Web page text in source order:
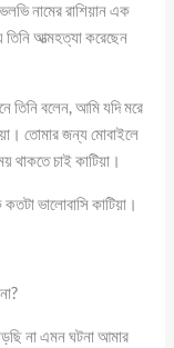
নামের রাশিয়ান এক
তিনি আত্মহত্যা করেছেন
তিনি বলেন, আমি যদি মরে
তোমার জন্য মোবাইলে
চাই কাটিয়া।
ভালোবাসি কাটিয়া।
না এমন ঘটনা আমার